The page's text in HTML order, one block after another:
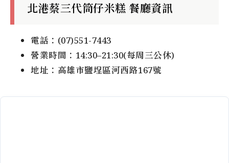
北港蔡三代筒仔米糕 餐廳資訊
電話：(07)551-7443
營業時間：14:30–21:30(每周三公休)
地址：高雄市鹽埕區河西路167號